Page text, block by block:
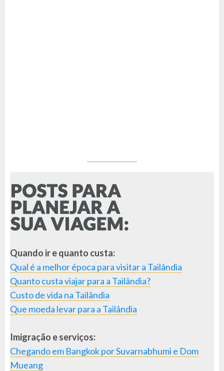
Quando ir e quanto custa:
Qual é a melhor época para visitar a Tailândia
Quanto custa viajar para a Tailândia?
Custo de vida na Tailândia
Que moeda levar para a Tailândia
Imigração e serviços:
Chegando em Bangkok por Suvarnabhumi e Dom
Mueang